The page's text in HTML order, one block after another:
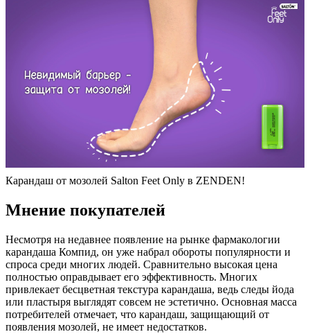
Карандаш от мозолей Salton Feet Only в ZENDEN!
Мнение покупателей
Несмотря на недавнее появление на рынке фармакологии
карандаша Компид, он уже набрал обороты популярности и
спроса среди многих людей. Сравнительно высокая цена
полностью оправдывает его эффективность. Многих
привлекает бесцветная текстура карандаша, ведь следы йода
или пластыря выглядят совсем не эстетично. Основная масса
потребителей отмечает, что карандаш, защищающий от
появления мозолей, не имеет недостатков.